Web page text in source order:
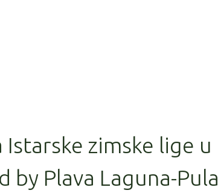
zimske lige u
by Plava Laguna-Pula